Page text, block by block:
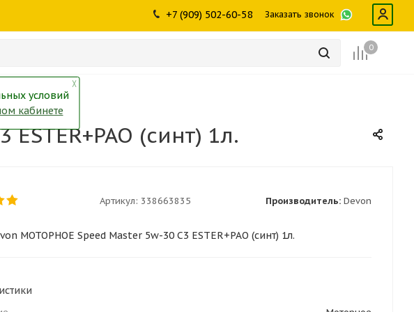
+7 (909) 502-60-58 Заказать звонок
0
Инструменты
Щетки, скребки,
Лампы
1л.
(синт) 1л.
Артикул: 338663835 Производитель: Devon
МОТОРНОЕ Speed Master 5w-30 C3 ESTER+PAO (синт) 1л.
╳
условий
кабинете